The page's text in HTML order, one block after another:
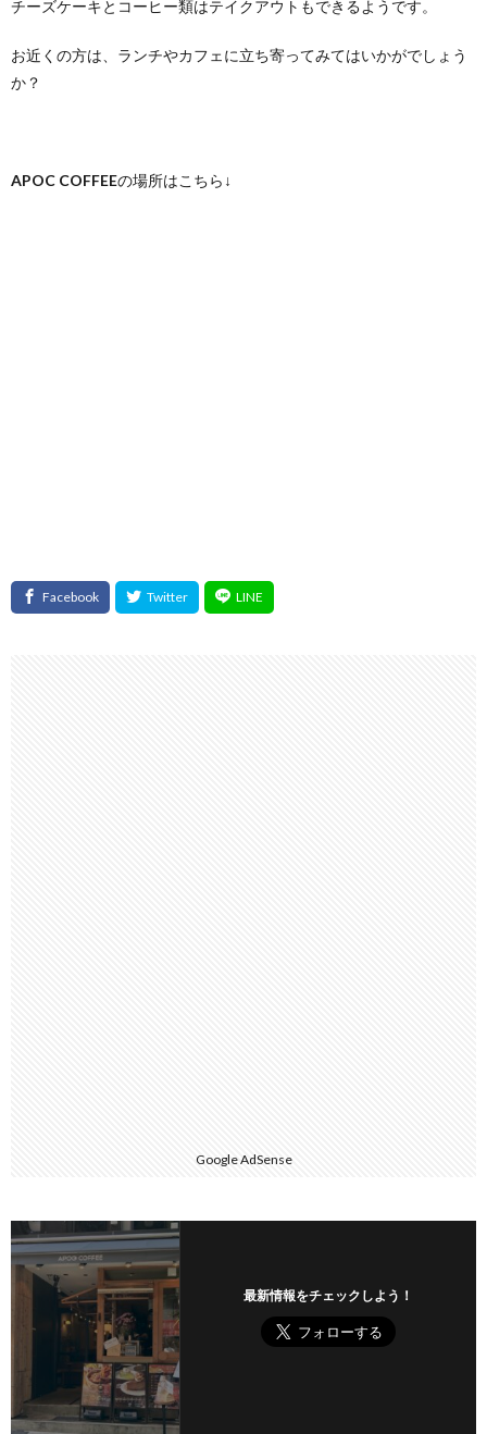
チーズケーキとコーヒー類はテイクアウトもできるようです。
お近くの方は、ランチやカフェに立ち寄ってみてはいかがでしょう
か？
APOC COFFEEの場所はこちら↓
Google AdSense
最新情報をチェックしよう！